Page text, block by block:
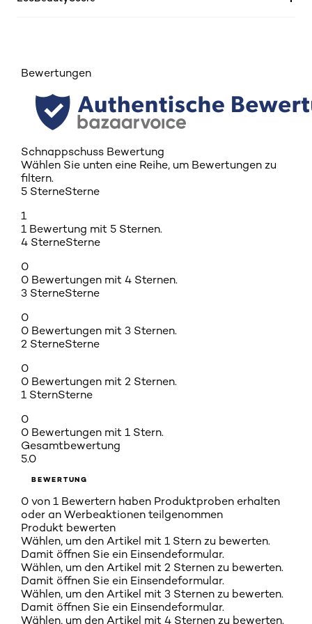
Bewertungen
Schnappschuss Bewertung
Wählen Sie unten eine Reihe, um Bewertungen zu
filtern.
5 SterneSterne
1
1 Bewertung mit 5 Sternen.
4 SterneSterne
0
0 Bewertungen mit 4 Sternen.
3 SterneSterne
0
0 Bewertungen mit 3 Sternen.
2 SterneSterne
0
0 Bewertungen mit 2 Sternen.
1 SternSterne
0
0 Bewertungen mit 1 Stern.
Gesamtbewertung
5.0
BEWERTUNG
0 von 1 Bewertern haben Produktproben erhalten
oder an Werbeaktionen teilgenommen
Produkt bewerten
Wählen, um den Artikel mit 1 Stern zu bewerten.
Damit öffnen Sie ein Einsendeformular.
Wählen, um den Artikel mit 2 Sternen zu bewerten.
Damit öffnen Sie ein Einsendeformular.
Wählen, um den Artikel mit 3 Sternen zu bewerten.
Damit öffnen Sie ein Einsendeformular.
Wählen, um den Artikel mit 4 Sternen zu bewerten.